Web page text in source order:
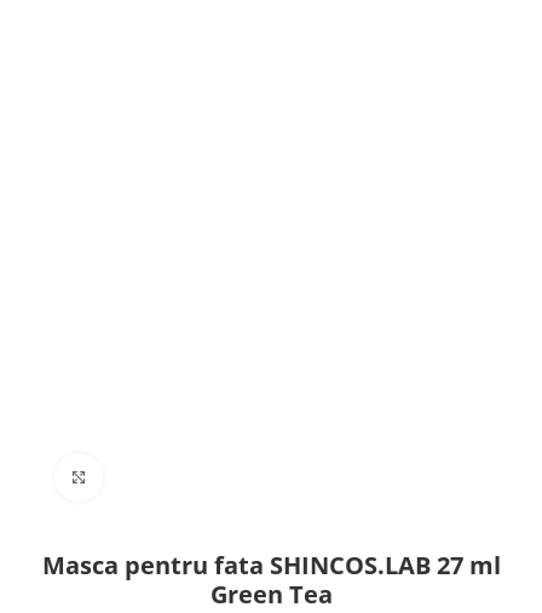
Masca pentru fata SHINCOS.LAB 27 ml
Green Tea